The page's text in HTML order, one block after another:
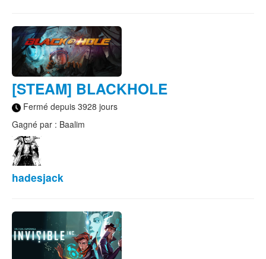
[STEAM] BLACKHOLE
Fermé depuis 3928 jours
Gagné par : Baalim
hadesjack